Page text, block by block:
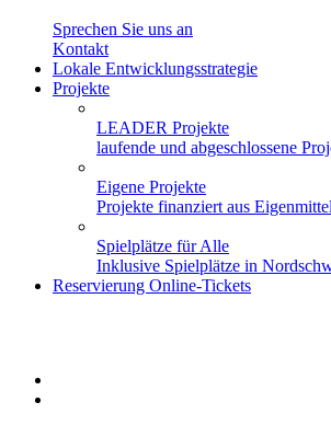
Sprechen Sie uns an
Kontakt
Lokale Entwicklungsstrategie
Projekte
LEADER Projekte
laufende und abgeschlossene
Eigene Projekte
Projekte finanziert aus
Spielplätze für Alle
Inklusive Spielplätze in
Reservierung Online-Tickets